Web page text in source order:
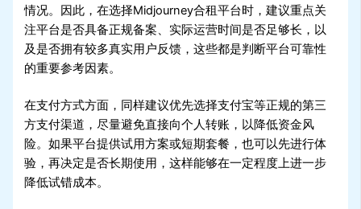
情况。因此，在选择Midjourney合租平台时，建议重点关
注平台是否具备正规备案、实际运营时间是否足够长，以
及是否拥有较多真实用户反馈，这些都是判断平台可靠性
的重要参考因素。
在支付方式方面，同样建议优先选择支付宝等正规的第三
方支付渠道，尽量避免直接向个人转账，以降低资金风
险。如果平台提供试用方案或短期套餐，也可以先进行体
验，再决定是否长期使用，这样能够在一定程度上进一步
降低试错成本。